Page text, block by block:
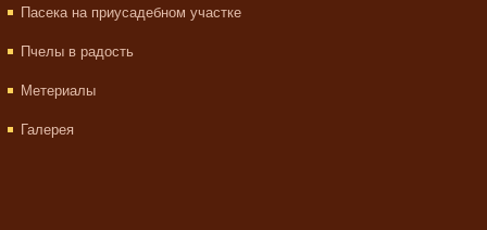
Пасека на приусадебном участке
Пчелы в радость
Метериалы
Галерея